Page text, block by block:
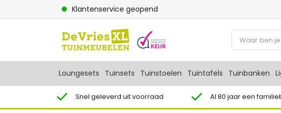
Klantenservice geopend
r
o
d
u
c
t
Loungesets Tuinsets Tuinstoelen Tuintafels Tuinbanken
Snel geleverd uit voorraad Al 80 jaar een